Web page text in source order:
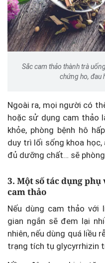
Sắc cam thảo thành trà
chứng ho, đau
Ngoài ra, mọi người có
hoặc sử dụng cam thảo
khỏe, phòng bệnh hô
duy trì lối sống khoa
đủ dưỡng chất… sẽ
3. Một số tác dụng
cam thảo
Nếu dùng cam thảo với
gian ngắn sẽ đem lại
nhiên, nếu dùng quá liều
trạng tích tụ glycyrrhizin